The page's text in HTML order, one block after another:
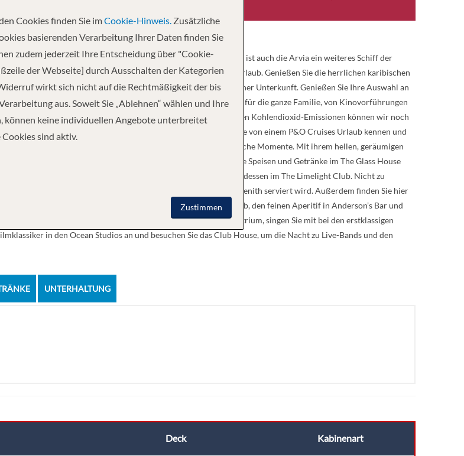
2022 zur Flotte und nimmt Kurs auf die Sonne. Wie die Iona ist auch die Arvia ein weiteres Schiff der
Machen Sie sich also bereit für Ihren ultimativen P&O Cruises Urlaub. Genießen Sie die herrlichen karibischen
auf das Meer von Ihrer Conservatory Mini-Suite aus in moderner Unterkunft. Genießen Sie Ihre Auswahl an
und tanken Sie neue Energie mit Unterhaltung und Aktivitäten für die ganze Familie, von Kinovorführungen
mit erneuerbarem Erdgas angetrieben. Mit deutlich reduzierten Kohlendioxid-Emissionen können wir noch
Favoriten und noch mehr Arvia zelebriert all die Dinge, die Sie von einem P&O Cruises Urlaub kennen und
Es geht um mehr Auswahl, mehr Freiheit und mehr unvergessliche Momente. Mit ihrem hellen, geräumigen
werden angeboten: feines Essen im Epicurean, raffinierte Speisen und Getränke im The Glass House
exquisite indische Fusionsküche im Sindhu und sinnliche Abendessen im The Limelight Club. Nicht zu
Blick auf den Ozean in den Restaurants Meridian und Zenith serviert wird. Außerdem finden Sie hier
an den Sundowner in der Sunset Bar, den Spaß in Brodie’s Pub, den feinen Aperitif in Anderson’s Bar und
Qual der Wahl. Bewundern Sie die Luftschauspiele im Grand Atrium, singen Sie mit bei den erstklassigen
in den Ocean Studios an und besuchen Sie das Club House, um die Nacht zu Live-Bands und den
UNTERHALTUNG
Deck Kabinenart
Cookies finden Sie imCookie-Hinweis. Zusätzliche
basierenden Verarbeitung Ihrer Daten finden Sie
zudem jederzeit Ihre Entscheidung über "Cookie-
der Webseite] durch Ausschalten der Kategorien
wirkt sich nicht auf die Rechtmäßigkeit der bis
aus. Soweit Sie „Ablehnen“ wählen und Ihre
können keine individuellen Angebote unterbreitet
sind aktiv.
Zustimmen